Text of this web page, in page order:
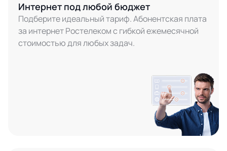
Интернет под любой бюджет
Подберите идеальный тариф. Абонентская плата
за интернет Ростелеком с гибкой ежемесячной
стоимостью для любых задач.